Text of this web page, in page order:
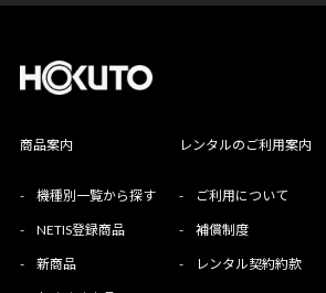
商品案内
- 機種別一覧から探す
- NETIS登録商品
- 新商品
レンタルのご利用案内
- ご利用について
- 補償制度
- レンタル契約約款